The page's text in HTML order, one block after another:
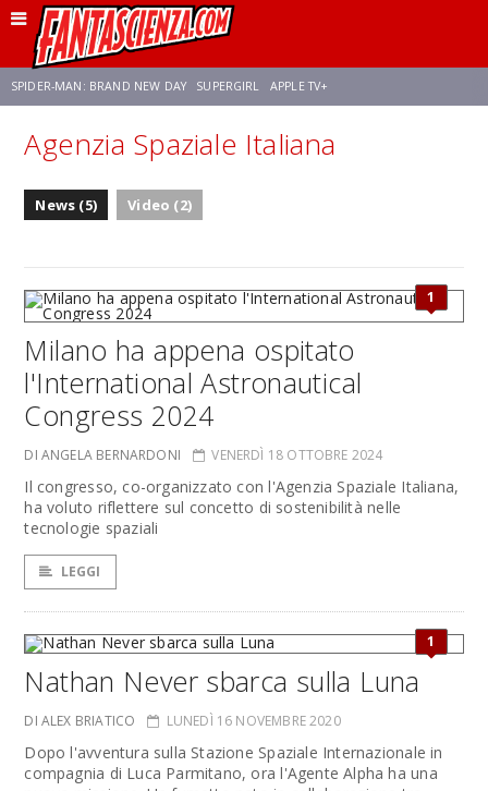
SPIDER-MAN: BRAND NEW DAY SUPERGIRL APPLE TV+
FRANCO RICCIARDIELLO ZENDAYA STAR TREK AVENGERS: DOOMSDAY
Agenzia Spaziale Italiana
News (5) Video (2)
1
Milano ha appena ospitato
l'International Astronautical
Congress 2024
DI ANGELA BERNARDONI VENERDÌ 18 OTTOBRE 2024
Il congresso, co-organizzato con l'Agenzia Spaziale Italiana,
ha voluto riflettere sul concetto di sostenibilità nelle
tecnologie spaziali
LEGGI
1
Nathan Never sbarca sulla Luna
DI ALEX BRIATICO LUNEDÌ 16 NOVEMBRE 2020
Dopo l'avventura sulla Stazione Spaziale Internazionale in
compagnia di Luca Parmitano, ora l'Agente Alpha ha una